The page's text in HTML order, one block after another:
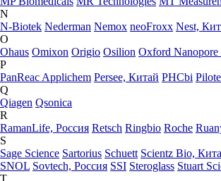
N
N-Biotek Nederman Nemox neoFroxx Nest,
O
Ohaus Omixon Origio Osilion Oxford Nanopore
P
PanReac Applichem Persee, Китай PHCbi
Q
Qiagen Qsonica
R
RamanLife, Россия Retsch Ringbio Roche
S
Sage Science Sartorius Schuett Scientz Bio,
SNOL Sovtech, Россия SSI Steroglass Stuart
T